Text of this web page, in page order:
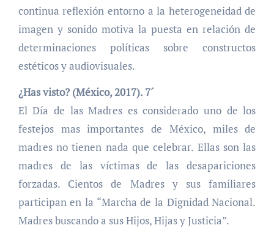
continua reflexión entorno a la heterogeneidad de
imagen y sonido motiva la puesta en relación de
determinaciones políticas sobre constructos
estéticos y audiovisuales.
¿Has visto? (México, 2017). 7´
El Día de las Madres es considerado uno de los
festejos mas importantes de México, miles de
madres no tienen nada que celebrar. Ellas son las
madres de las víctimas de las desapariciones
forzadas. Cientos de Madres y sus familiares
participan en la “Marcha de la Dignidad Nacional.
Madres buscando a sus Hijos, Hijas y Justicia”.